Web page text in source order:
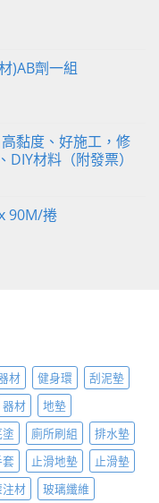
)AB劑一組
黏度、好施工，修
材料（附發票）
90M/捲
材 健身環
刮泥墊
器材
地墊
塗 廁所刷組
排水墊
止滑地墊
止滑墊
注材
玻璃纖維